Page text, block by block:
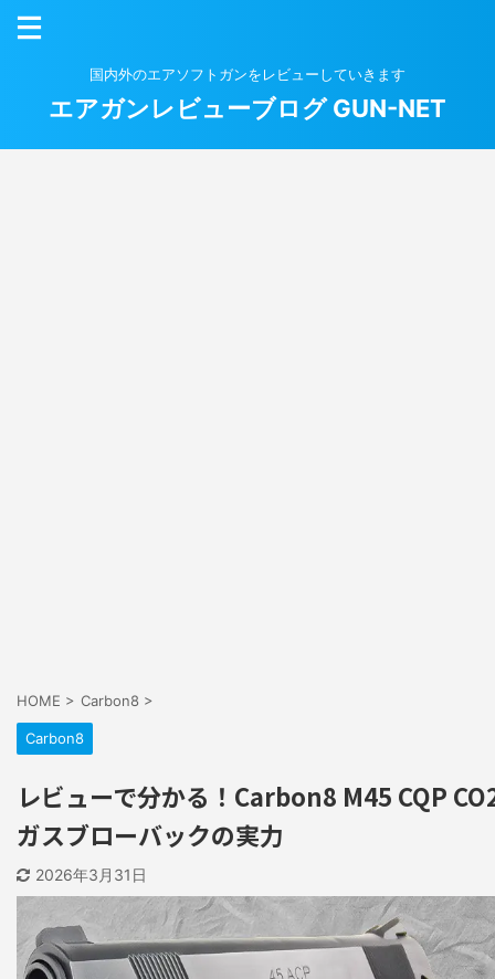
国内外のエアソフトガンをレビューしていきます
エアガンレビューブログ GUN-NET
HOME > Carbon8 >
Carbon8
レビューで分かる！Carbon8 M45 CQP
ガスブローバックの実力
2026年3月31日